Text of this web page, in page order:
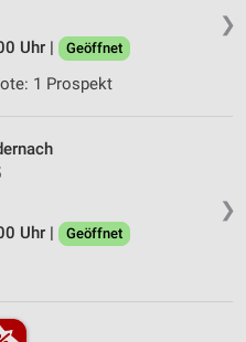
❯
Uhr |
Geöffnet
1 Prospekt
❯
Uhr |
Geöffnet